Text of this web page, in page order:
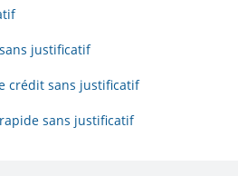
justificatif
crédit sans justificatif
sans justificatif